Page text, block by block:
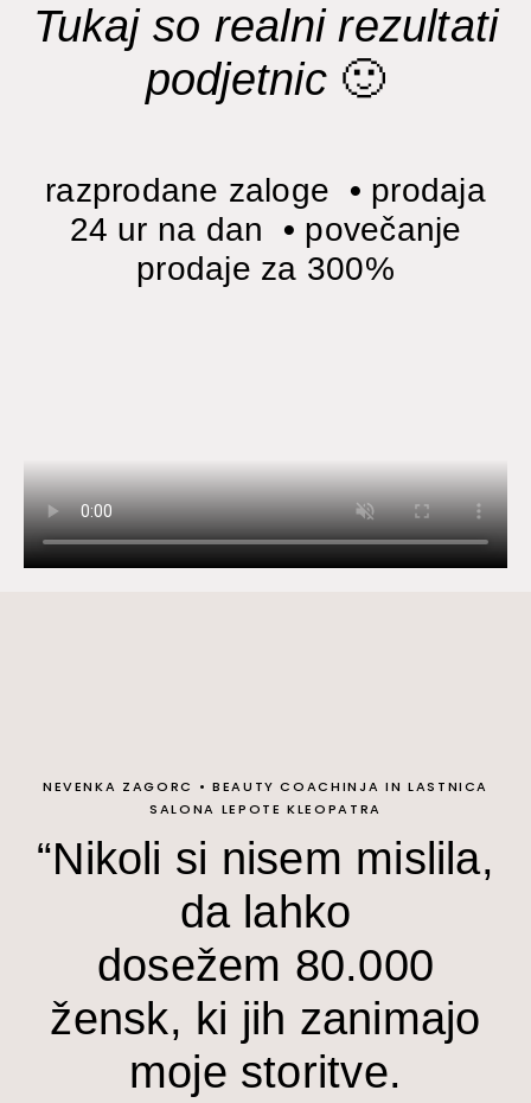
Tukaj so realni rezultati
podjetnic🙂
razprodane zaloge • prodaja
24 ur na dan • povečanje
prodaje za 300%
NEVENKA ZAGORC • BEAUTY COACHINJA IN LASTNICA
SALONA LEPOTE KLEOPATRA
“Nikoli si nisem mislila,
da lahko
dosežem 80.000
žensk, ki jih zanimajo
moje storitve.